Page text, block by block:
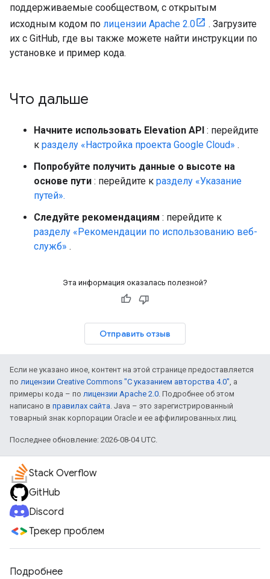
поддерживаемые сообществом, с открытым
исходным кодом по лицензии Apache 2.0
. Загрузите
их с GitHub, где вы также можете найти инструкции по
установке и пример кода.
Что дальше
Начните использовать Elevation API : перейдите
к разделу «Настройка проекта Google Cloud» .
Попробуйте получить данные о высоте на
основе пути : перейдите к разделу «Указание
путей».
Следуйте рекомендациям : перейдите к
разделу «Рекомендации по использованию веб-
служб» .
Эта информация оказалась полезной?
Отправить отзыв
Если не указано иное, контент на этой странице предоставляется
по лицензии Creative Commons "С указанием авторства 4.0", а
примеры кода – по лицензии Apache 2.0. Подробнее об этом
написано в правилах сайта. Java – это зарегистрированный
товарный знак корпорации Oracle и ее аффилированных лиц.
Последнее обновление: 2026-08-04 UTC.
Stack Overflow
GitHub
Discord
Трекер проблем
Подробнее